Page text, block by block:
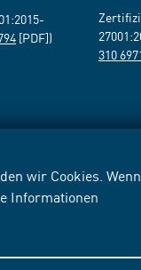
wir Cookies. Wenn
Informationen
[PDF])
310